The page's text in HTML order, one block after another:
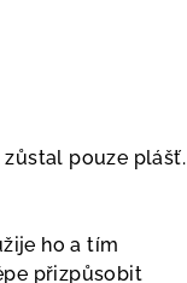
pouze plášť.
ho a tím
přizpůsobit